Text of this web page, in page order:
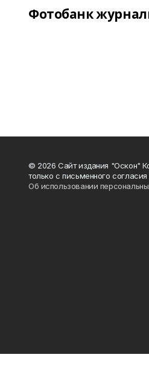
Фотобанк
© 2026 Сайт издания "Оскон"
только с письменного
Об использовании